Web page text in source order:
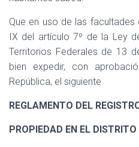
Que en uso de las
IX del artículo 7º de la Ley
Territorios Federales de 13
bien expedir, con
República, el siguiente.
REGLAMENTO DEL
PROPIEDAD EN EL DISTRITO